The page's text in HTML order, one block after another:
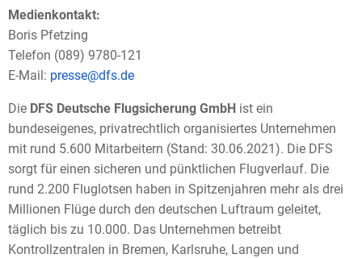
Medienkontakt:
Boris Pfetzing
Telefon (089) 9780-121
E-Mail: presse@dfs.de
Die DFS Deutsche Flugsicherung GmbH ist ein
bundeseigenes, privatrechtlich organisiertes Unternehmen
mit rund 5.600 Mitarbeitern (Stand: 30.06.2021). Die DFS
sorgt für einen sicheren und pünktlichen Flugverlauf. Die
rund 2.200 Fluglotsen haben in Spitzenjahren mehr als drei
Millionen Flüge durch den deutschen Luftraum geleitet,
täglich bis zu 10.000. Das Unternehmen betreibt
Kontrollzentralen in Bremen, Karlsruhe, Langen und